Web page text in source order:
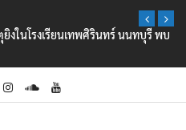
งในโรงเรียนเทพศิรินทร์ นนทบุรี พบ